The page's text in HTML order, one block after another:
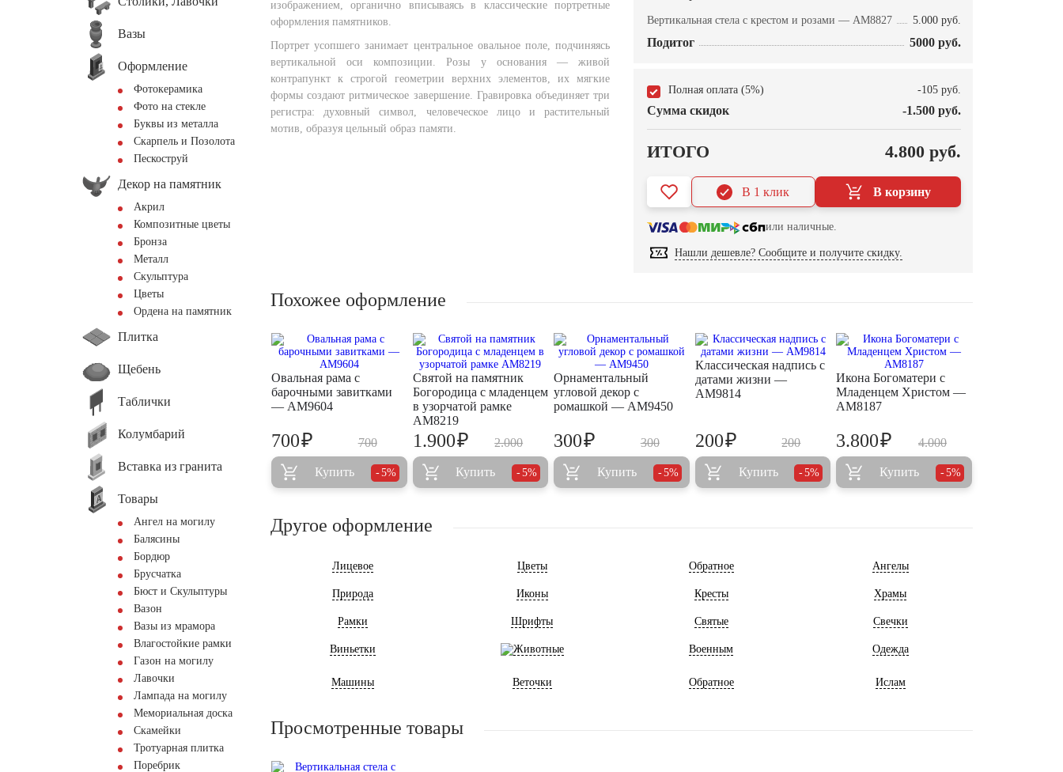
Вазы
Оформление
Фотокерамика
Фото на стекле
Буквы из металла
Скарпель и Позолота
Пескоструй
Декор на памятник
Акрил
Композитные цветы
Бронза
Металл
Скульптура
Цветы
Ордена на памятник
Плитка
Щебень
Таблички
Колумбарий
Вставка из гранита
Товары
Ангел на могилу
Балясины
Бордюр
Брусчатка
Бюст и Скульптуры
Вазон
Вазы из мрамора
Влагостойкие рамки
Газон на могилу
Лавочки
Лампада на могилу
Мемориальная доска
Скамейки
Тротуарная плитка
Поребрик
изображением, органично вписываясь в классические портретные
оформления памятников.
Портрет усопшего занимает центральное овальное поле, подчиняясь
вертикальной оси композиции. Розы у основания — живой
контрапункт к строгой геометрии верхних элементов, их мягкие
формы создают ритмическое завершение. Гравировка объединяет три
регистра: духовный символ, человеческое лицо и растительный
мотив, образуя цельный образ памяти.
Вертикальная стела с крестом и розами — AM8827 5.000 руб.
Подитог 5000 руб.
Полная оплата (5%) -105 руб.
Сумма скидок -1.500 руб.
ИТОГО 4.800 руб.
В корзину
В 1 клик
или наличные.
Нашли дешевле? Сообщите и получите скидку.
Похожее оформление
Овальная рама с
барочными завитками
— AM9604
700
700₽
Купить 5%
Святой на памятник
Богородица с младенцем
в узорчатой рамке
AM8219
2.000
1.900₽
Купить 5%
Орнаментальный
угловой декор с
ромашкой — AM9450
300
300₽
Купить 5%
Классическая надпись с
датами жизни —
AM9814
200
200₽
Купить 5%
Икона Богоматери с
Младенцем Христом —
AM8187
4.000
3.800₽
Купить 5%
Другое оформление
Лицевое Цветы Обратное Ангелы
Природа Иконы Кресты Храмы
Рамки Шрифты Святые Свечки
Виньетки Животные Военным Одежда
Машины Веточки Обратное Ислам
Просмотренные товары